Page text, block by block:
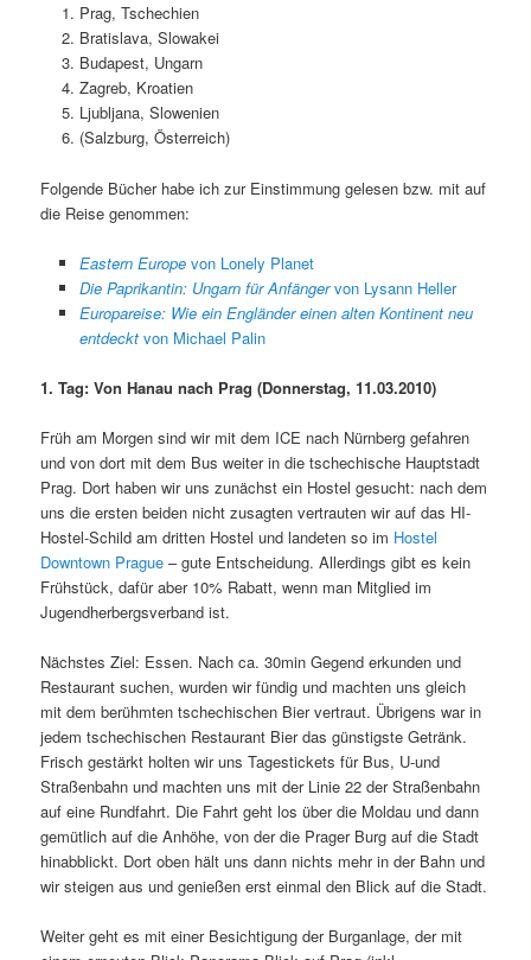
Prag, Tschechien
Bratislava, Slowakei
Budapest, Ungarn
Zagreb, Kroatien
Ljubljana, Slowenien
(Salzburg, Österreich)
Folgende Bücher habe ich zur Einstimmung gelesen bzw. mit auf
die Reise genommen:
Eastern Europevon Lonely Planet
Die Paprikantin: Ungarn für Anfängervon Lysann Heller
Europareise: Wie ein Engländer einen alten Kontinent neu
entdecktvon Michael Palin
1. Tag: Von Hanau nach Prag (Donnerstag, 11.03.2010)
Früh am Morgen sind wir mit dem ICE nach Nürnberg gefahren
und von dort mit dem Bus weiter in die tschechische Hauptstadt
Prag. Dort haben wir uns zunächst ein Hostel gesucht: nach dem
uns die ersten beiden nicht zusagten vertrauten wir auf das HI-
Hostel-Schild am dritten Hostel und landeten so im Hostel
Downtown Prague – gute Entscheidung. Allerdings gibt es kein
Frühstück, dafür aber 10% Rabatt, wenn man Mitglied im
Jugendherbergsverband ist.
Nächstes Ziel: Essen. Nach ca. 30min Gegend erkunden und
Restaurant suchen, wurden wir fündig und machten uns gleich
mit dem berühmten tschechischen Bier vertraut. Übrigens war in
jedem tschechischen Restaurant Bier das günstigste Getränk.
Frisch gestärkt holten wir uns Tagestickets für Bus, U-und
Straßenbahn und machten uns mit der Linie 22 der Straßenbahn
auf eine Rundfahrt. Die Fahrt geht los über die Moldau und dann
gemütlich auf die Anhöhe, von der die Prager Burg auf die Stadt
hinabblickt. Dort oben hält uns dann nichts mehr in der Bahn und
wir steigen aus und genießen erst einmal den Blick auf die Stadt.
Weiter geht es mit einer Besichtigung der Burganlage, der mit